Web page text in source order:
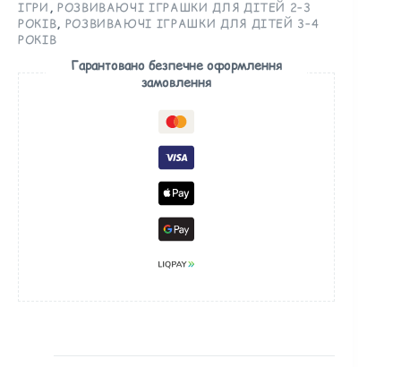
t
i
v
e
:
ІГРИ , РОЗВИВАЮЧІ ІГРАШКИ ДЛЯ ДІТЕЙ 2–3
РОКІВ, РОЗВИВАЮЧІ ІГРАШКИ ДЛЯ ДІТЕЙ 3–4
РОКІВ
Гарантовано безпечне оформлення
замовлення